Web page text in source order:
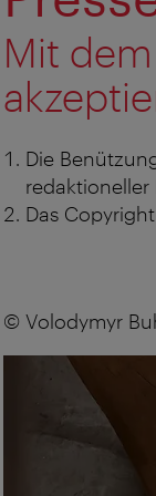
Mit
Die
Das
© Volodymyr